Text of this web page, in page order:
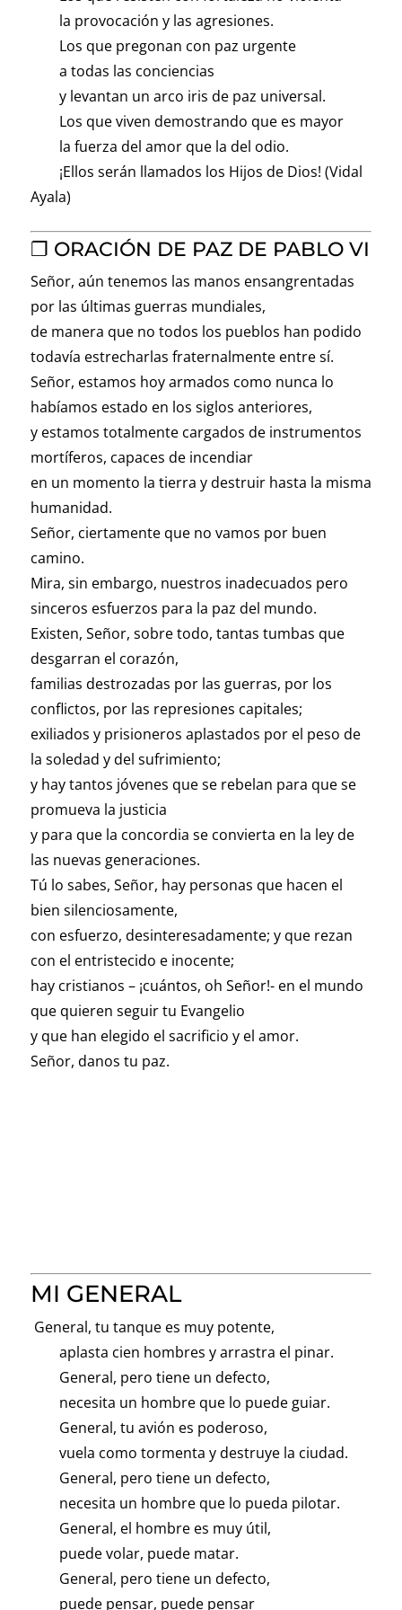
la provocación y las agresiones.
Los que pregonan con paz urgente
a todas las conciencias
y levantan un arco iris de paz universal.
Los que viven demostrando que es mayor
la fuerza del amor que la del odio.
¡Ellos serán llamados los Hijos de Dios! (Vidal
Ayala)
❐ ORACIÓN DE PAZ DE PABLO VI
Señor, aún tenemos las manos ensangrentadas
por las últimas guerras mundiales,
de manera que no todos los pueblos han podido
todavía estrecharlas fraternalmente entre sí.
Señor, estamos hoy armados como nunca lo
habíamos estado en los siglos anteriores,
y estamos totalmente cargados de instrumentos
mortíferos, capaces de incendiar
en un momento la tierra y destruir hasta la misma
humanidad.
Señor, ciertamente que no vamos por buen
camino.
Mira, sin embargo, nuestros inadecuados pero
sinceros esfuerzos para la paz del mundo.
Existen, Señor, sobre todo, tantas tumbas que
desgarran el corazón,
familias destrozadas por las guerras, por los
conflictos, por las represiones capitales;
exiliados y prisioneros aplastados por el peso de
la soledad y del sufrimiento;
y hay tantos jóvenes que se rebelan para que se
promueva la justicia
y para que la concordia se convierta en la ley de
las nuevas generaciones.
Tú lo sabes, Señor, hay personas que hacen el
bien silenciosamente,
con esfuerzo, desinteresadamente; y que rezan
con el entristecido e inocente;
hay cristianos – ¡cuántos, oh Señor!- en el mundo
que quieren seguir tu Evangelio
y que han elegido el sacrificio y el amor.
Señor, danos tu paz.
MI GENERAL
General, tu tanque es muy potente,
aplasta cien hombres y arrastra el pinar.
General, pero tiene un defecto,
necesita un hombre que lo puede guiar.
General, tu avión es poderoso,
vuela como tormenta y destruye la ciudad.
General, pero tiene un defecto,
necesita un hombre que lo pueda pilotar.
General, el hombre es muy útil,
puede volar, puede matar.
General, pero tiene un defecto,
puede pensar, puede pensar